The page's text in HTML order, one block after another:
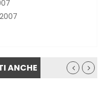
ANCHE